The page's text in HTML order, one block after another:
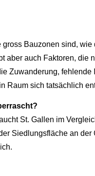
Bauzonen sind,
auch Faktoren, die
Zuwanderung,
Raum sich tatsächlich
St. Gallen im
Siedlungsfläche an